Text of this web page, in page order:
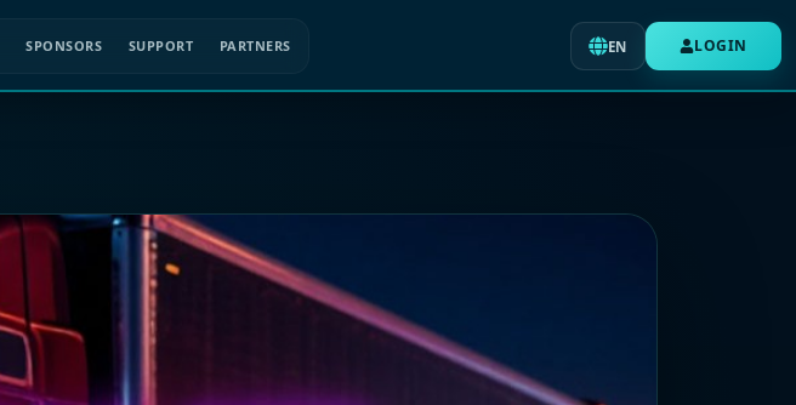
SPONSORS SUPPORT PARTNERS EN LOGIN